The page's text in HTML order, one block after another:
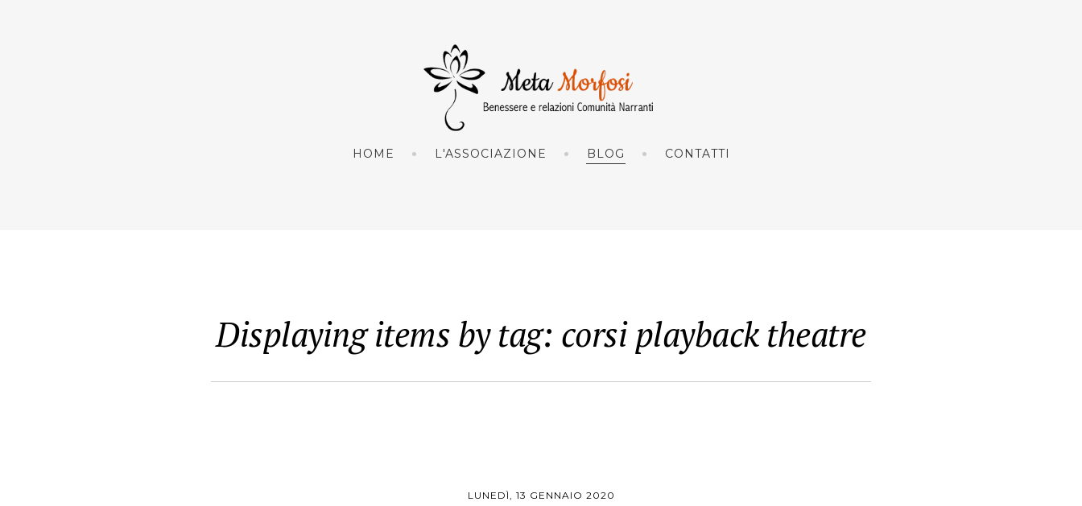
HOME L'ASSOCIAZIONE BLOG CONTATTI
Displaying items by tag: corsi playback theatre
LUNEDÌ, 13 GENNAIO 2020